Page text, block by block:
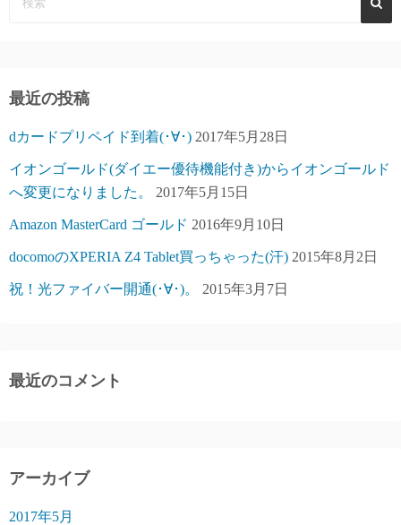
最近の投稿
dカードプリペイド到着(･∀･) 2017年5月28日
イオンゴールド(ダイエー優待機能付き)からイオンゴールド
へ変更になりました。
2017年5月15日
Amazon MasterCard ゴールド 2016年9月10日
docomoのXPERIA Z4 Tablet買っちゃった(汗) 2015年8月2日
祝！光ファイバー開通(･∀･)。 2015年3月7日
最近のコメント
アーカイブ
2017年5月